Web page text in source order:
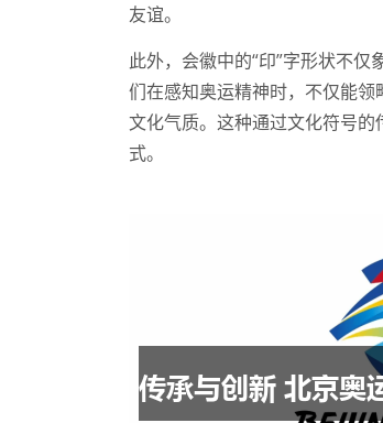
友谊。
此外，会徽中的“印”字形状不
们在感知奥运精神时，不仅能
文化气质。这种通过文化符号
式。